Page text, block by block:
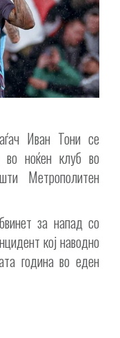
Иван Тони се
во ноќен клуб во
Метрополитен
за напад со
кој наводно
година во еден